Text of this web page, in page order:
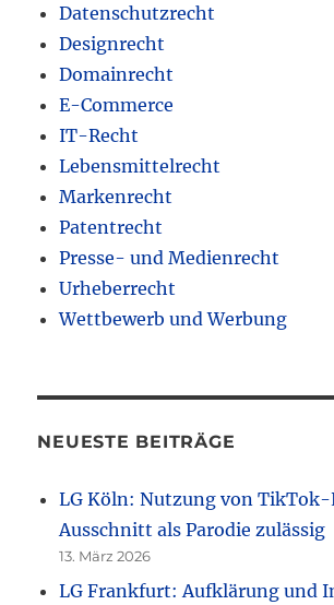
Datenschutzrecht
Designrecht
Domainrecht
E-Commerce
IT-Recht
Lebensmittelrecht
Markenrecht
Patentrecht
Presse- und Medienrecht
Urheberrecht
Wettbewerb und Werbung
NEUESTE BEITRÄGE
LG Köln: Nutzung von
Ausschnitt als Parodie zulässig
13. März 2026
LG Frankfurt: Aufklärung und